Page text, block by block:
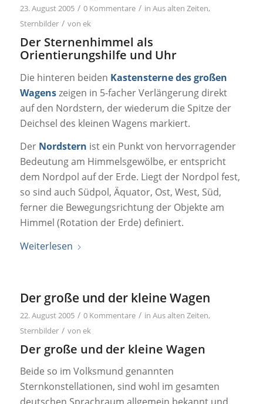
23. August 2005 / 0 Kommentare / in Aus alten Zeiten,
Sternbilder / von ek
Der Sternenhimmel als
Orientierungshilfe und Uhr
Die hinteren beiden Kastensterne des großen
Wagenszeigen in 5-facher Verlängerung direkt
auf den Nordstern, der wiederum die Spitze der
Deichsel des kleinen Wagens markiert.
Der Nordstern ist ein Punkt von hervorragender
Bedeutung am Himmelsgewölbe, er entspricht
dem Nordpol auf der Erde. Liegt der Nordpol fest,
so sind auch Südpol, Äquator, Ost, West, Süd,
ferner die Bewegungsrichtung der Objekte am
Himmel (Rotation der Erde) definiert.
Weiterlesen
Der große und der kleine Wagen
22. August 2005 / 0 Kommentare / in Aus alten Zeiten,
Sternbilder / von ek
Der große und der kleine Wagen
Beide so im Volksmund genannten
Sternkonstellationen, sind wohl im gesamten